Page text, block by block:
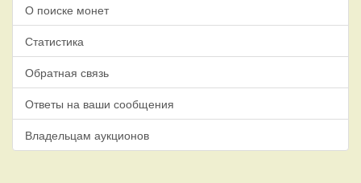
О поиске монет
Статистика
Обратная связь
Ответы на ваши сообщения
Владельцам аукционов